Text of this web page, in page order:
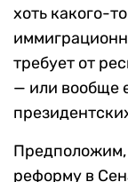
хоть какого-
требует от
— или вообще
Предположим,
реформу в